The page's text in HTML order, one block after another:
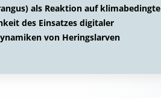
als Reaktion auf klimabedingte
des Einsatzes digitaler
von Heringslarven